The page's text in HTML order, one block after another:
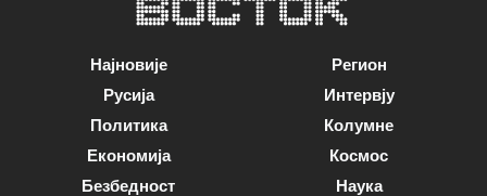
Најновије
Русија
Политика
Економија
Безбедност
Регион
Интервју
Колумне
Космос
Наука